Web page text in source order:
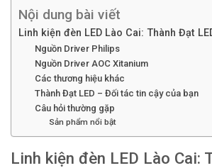
Nội dung bài viết
Linh kiện đèn LED Lào Cai: Thành Đạt
Nguồn Driver Philips
Nguồn Driver AOC Xitanium
Các thương hiệu khác
Thành Đạt LED – Đối tác tin cậy của bạn
Câu hỏi thường gặp
Sản phẩm nổi bật
Linh kiện đèn LED Lào Cai: